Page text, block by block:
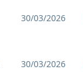
30/03/2026
30/03/2026